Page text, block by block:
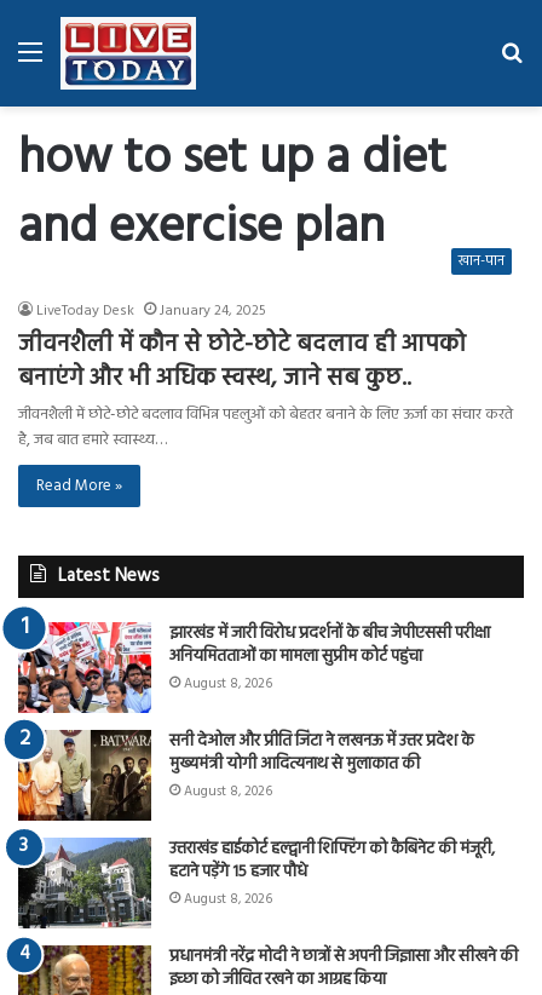
Menu
how to set up a diet
and exercise plan
खान-पान
LiveToday Desk January 24, 2025
जीवनशैली में कौन से छोटे-छोटे बदलाव ही आपको
बनाएंगे और भी अधिक स्वस्थ, जाने सब कुछ..
जीवनशैली में छोटे-छोटे बदलाव विभिन्न पहलुओं को बेहतर बनाने के लिए ऊर्जा का संचार करते
है, जब बात हमारे स्वास्थ्य…
Read More »
Latest News
झारखंड में जारी विरोध प्रदर्शनों के बीच जेपीएससी परीक्षा
अनियमितताओं का मामला सुप्रीम कोर्ट पहुंचा
August 8, 2026
सनी देओल और प्रीति जिंटा ने लखनऊ में उत्तर प्रदेश के
मुख्यमंत्री योगी आदित्यनाथ से मुलाकात की
August 8, 2026
उत्तराखंड हाईकोर्ट हल्द्वानी शिफ्टिंग को कैबिनेट की मंजूरी,
हटाने पड़ेंगे 15 हजार पौधे
August 8, 2026
प्रधानमंत्री नरेंद्र मोदी ने छात्रों से अपनी जिज्ञासा और सीखने की
इच्छा को जीवित रखने का आग्रह किया